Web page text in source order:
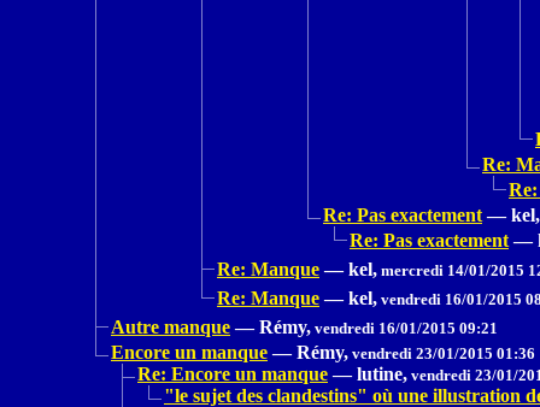
Re:
Re: Pas exactement — kel,
Re: Pas exactement —
Re: Manque — kel, mercredi 14/01/2015
Re: Manque — kel, vendredi 16/01/2015
Autre manque — Rémy, vendredi 16/01/2015 09:21
Encore un manque — Rémy, vendredi 23/01/2015 01:36
Re: Encore un manque — lutine, vendredi 23/01/
"le sujet des clandestins" où une illustration